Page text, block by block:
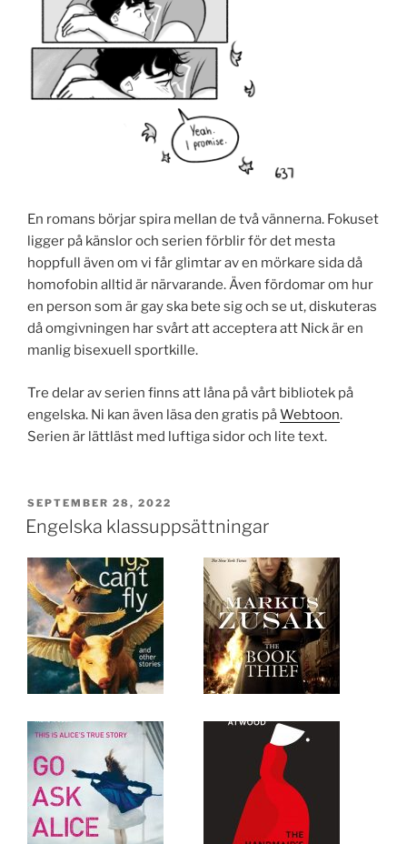
En romans börjar spira mellan de två vännerna. Fokuset
ligger på känslor och serien förblir för det mesta
hoppfull även om vi får glimtar av en mörkare sida då
homofobin alltid är närvarande. Även fördomar om hur
en person som är gay ska bete sig och se ut, diskuteras
då omgivningen har svårt att acceptera att Nick är en
manlig bisexuell sportkille.
Tre delar av serien finns att låna på vårt bibliotek på
engelska. Ni kan även läsa den gratis påWebtoon.
Serien är lättläst med luftiga sidor och lite text.
PUBLICERAT
SEPTEMBER 28, 2022
Engelska klassuppsättningar